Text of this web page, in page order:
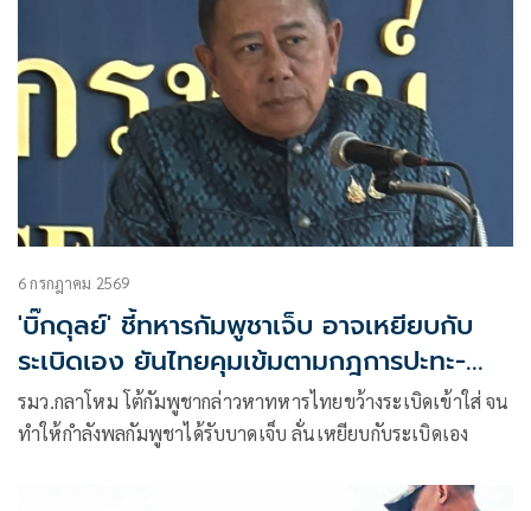
6 กรกฎาคม 2569
'บิ๊กดุลย์' ชี้ทหารกัมพูชาเจ็บ อาจเหยียบกับ
ระเบิดเอง ยันไทยคุมเข้มตามกฎการปะทะ-
ถ้อยแถลงร่วมฯ
รมว.กลาโหม โต้กัมพูชากล่าวหาทหารไทยขว้างระเบิดเข้าใส่ จน
ทำให้กำลังพลกัมพูชาได้รับบาดเจ็บ ลั่นเหยียบกับระเบิดเอง